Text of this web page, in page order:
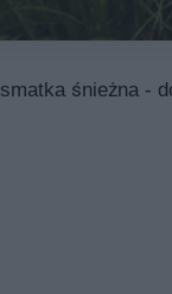
śnieżna -